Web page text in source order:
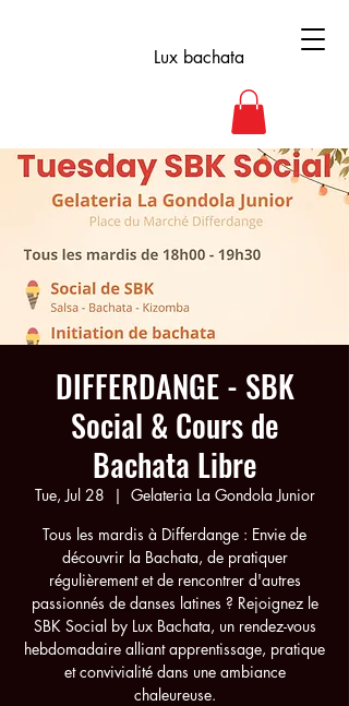
Lux bachata
DIFFERDANGE - SBK
Social & Cours de
Bachata Libre
Tue, Jul 28
  |
Gelateria La Gondola Junior
Tous les mardis à Differdange : Envie de
découvrir la Bachata, de pratiquer
régulièrement et de rencontrer d'autres
passionnés de danses latines ? Rejoignez le
SBK Social by Lux Bachata, un rendez-vous
hebdomadaire alliant apprentissage, pratique
et convivialité dans une ambiance
chaleureuse.